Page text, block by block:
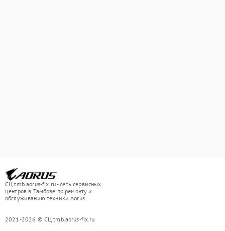
СЦ tmb.aorus-fix.ru - сеть сервисных
центров в Тамбове по ремонту и
обслуживанию техники Aorus
2021-2026 © СЦ tmb.aorus-fix.ru